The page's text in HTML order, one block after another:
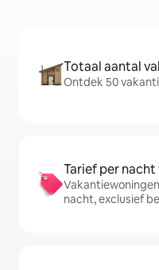
Totaal aantal
Ontdek 50
Tarief per nacht
nacht, exclusief